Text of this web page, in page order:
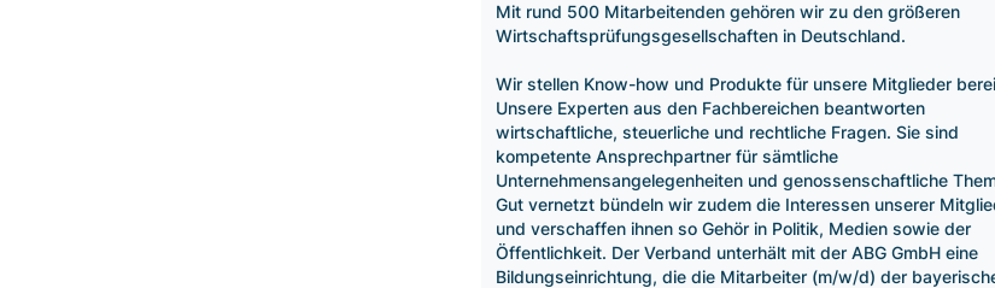
Mit rund 500 Mitarbeitenden gehören wir zu den größeren
Wirtschaftsprüfungsgesellschaften in Deutschland.
Wir stellen Know-how und Produkte für unsere Mitglieder
Unsere Experten aus den Fachbereichen beantworten
wirtschaftliche, steuerliche und rechtliche Fragen. Sie sind
kompetente Ansprechpartner für sämtliche
Unternehmensangelegenheiten und genossenschaftliche
Gut vernetzt bündeln wir zudem die Interessen unserer
und verschaffen ihnen so Gehör in Politik, Medien sowie der
Öffentlichkeit. Der Verband unterhält mit der ABG GmbH eine
Bildungseinrichtung, die die Mitarbeiter (m/w/d) der